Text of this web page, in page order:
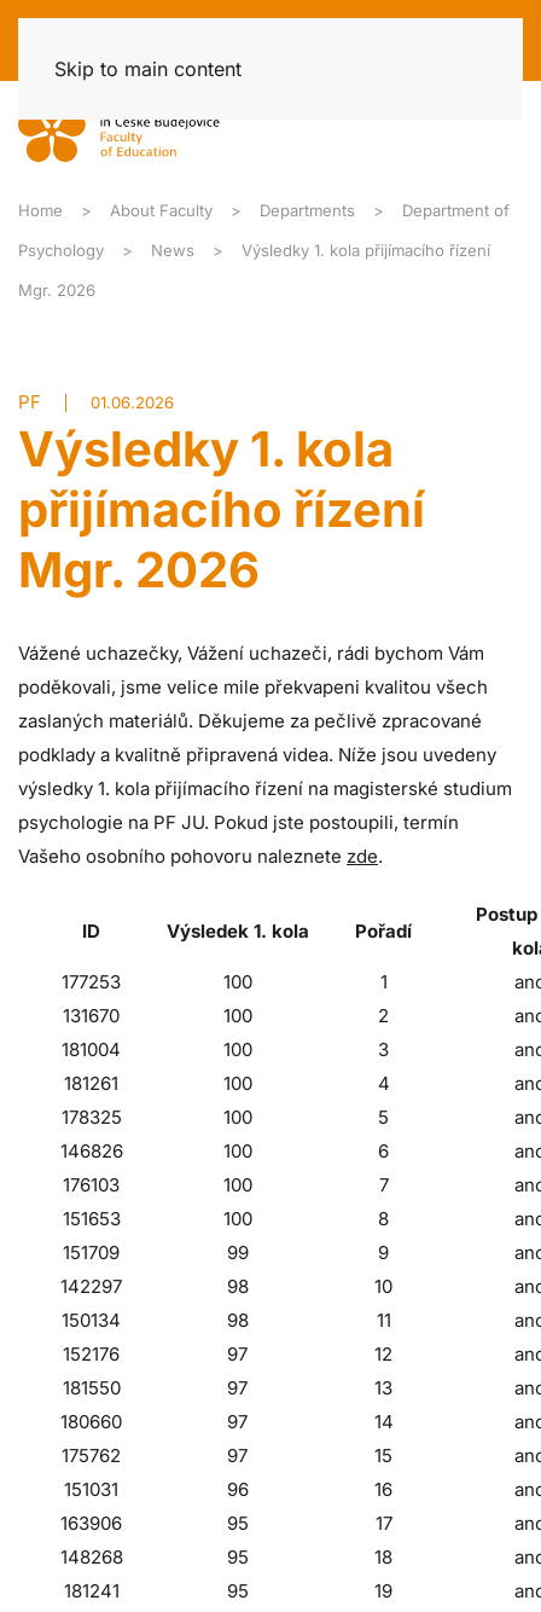
Skip to main content
Home About Faculty Departments Department of
Psychology News Výsledky 1. kola přijímacího řízení
Mgr. 2026
PF 01.06.2026
Výsledky 1. kola
přijímacího řízení
Mgr. 2026
Vážené uchazečky, Vážení uchazeči, rádi bychom Vám
poděkovali, jsme velice mile překvapeni kvalitou všech
zaslaných materiálů. Děkujeme za pečlivě zpracované
podklady a kvalitně připravená videa. Níže jsou uvedeny
výsledky 1. kola přijímacího řízení na magisterské studium
psychologie na PF JU. Pokud jste postoupili, termín
Vašeho osobního pohovoru naleznete zde.
ID Výsledek 1. kola Pořadí
177253
100 1
131670
100 2
181004
100 3
181261
100 4
178325
100 5
146826
100 6
176103
100 7
151653
100 8
151709
99 9
142297
98 10
150134
98 11
152176
97 12
181550
97 13
180660
97 14
175762
97 15
151031
96 16
163906
95 17
148268
95 18
181241
95 19